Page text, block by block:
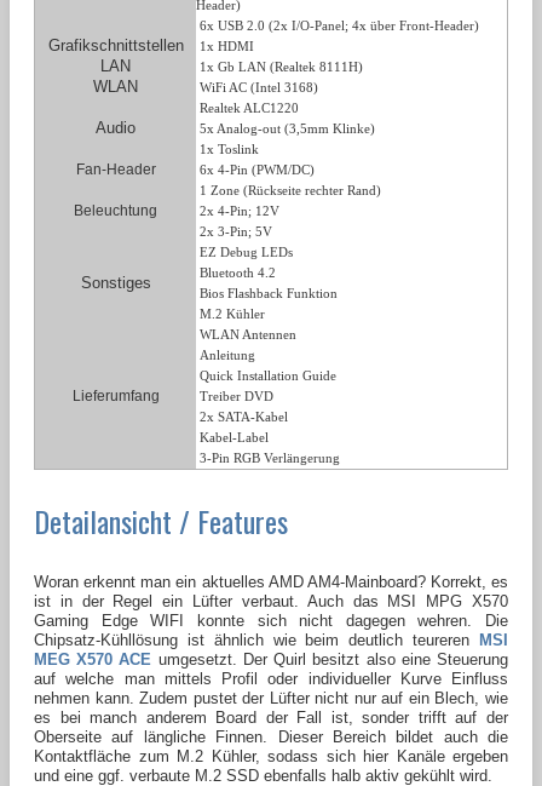
Header)
6x USB 2.0 (2x I/O-Panel; 4x über Front-Header)
Grafikschnittstellen 1x HDMI
LAN 1x Gb LAN (Realtek 8111H)
WLAN WiFi AC (Intel 3168)
Audio
Realtek ALC1220
5x Analog-out (3,5mm Klinke)
1x Toslink
Fan-Header 6x 4-Pin (PWM/DC)
Beleuchtung
1 Zone (Rückseite rechter Rand)
2x 4-Pin; 12V
2x 3-Pin; 5V
Sonstiges
EZ Debug LEDs
Bluetooth 4.2
Bios Flashback Funktion
M.2 Kühler
Lieferumfang
WLAN Antennen
Anleitung
Quick Installation Guide
Treiber DVD
2x SATA-Kabel
Kabel-Label
3-Pin RGB Verlängerung
Detailansicht / Features
Woran erkennt man ein aktuelles AMD AM4-Mainboard? Korrekt, es
ist in der Regel ein Lüfter verbaut. Auch das MSI MPG X570
Gaming Edge WIFI konnte sich nicht dagegen wehren. Die
Chipsatz-Kühllösung ist ähnlich wie beim deutlich teureren MSI
MEG X570 ACE umgesetzt. Der Quirl besitzt also eine Steuerung
auf welche man mittels Profil oder individueller Kurve Einfluss
nehmen kann. Zudem pustet der Lüfter nicht nur auf ein Blech, wie
es bei manch anderem Board der Fall ist, sonder trifft auf der
Oberseite auf längliche Finnen. Dieser Bereich bildet auch die
Kontaktfläche zum M.2 Kühler, sodass sich hier Kanäle ergeben
und eine ggf. verbaute M.2 SSD ebenfalls halb aktiv gekühlt wird.